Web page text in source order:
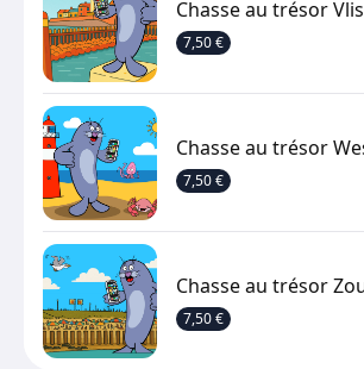
Chasse au trésor
7,50 €
Chasse au trésor
7,50 €
Chasse au trésor
7,50 €